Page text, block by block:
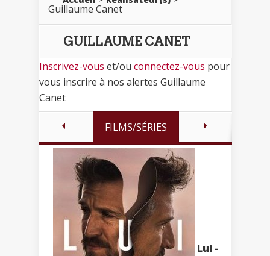
Guillaume Canet
GUILLAUME CANET
Inscrivez-vous et/ou connectez-vous pour
vous inscrire à nos alertes Guillaume
Canet
FILMS/SÉRIES
Lui -